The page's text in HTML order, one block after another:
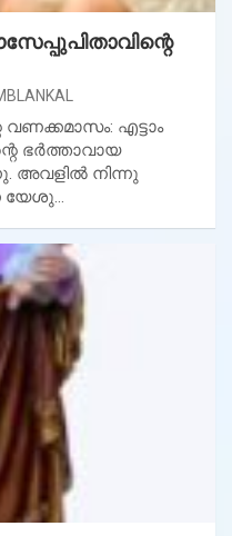
എട്ടാം
ഭര്‍ത്താവായ
അവളില്‍ നിന്നു
യേശു…